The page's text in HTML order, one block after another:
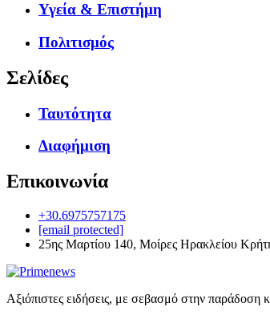
Υγεία & Επιστήμη
Πολιτισμός
Σελίδες
Ταυτότητα
Διαφήμιση
Επικοινωνία
+30.6975757175
[email protected]
25ης Μαρτίου 140, Μοίρες Ηρακλείου
Αξιόπιστες ειδήσεις, με σεβασμό στην παράδοση